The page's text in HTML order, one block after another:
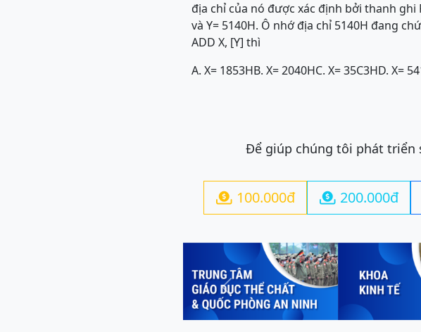
địa chỉ của nó được xác định bởi thanh ghi
và Y= 5140H. Ô nhớ địa chỉ 5140H đang
ADD X, [Y] thì
A. X= 1853HB. X= 2040HC. X= 35C3HD. X=
Để giúp chúng tôi phát triển
 100.000đ  200.000đ
Previous